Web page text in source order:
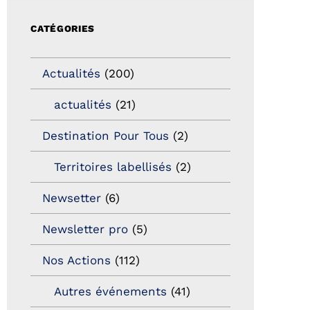
CATÉGORIES
Actualités (200)
actualités (21)
Destination Pour Tous (2)
Territoires labellisés (2)
Newsetter (6)
Newsletter pro (5)
Nos Actions (112)
Autres événements (41)